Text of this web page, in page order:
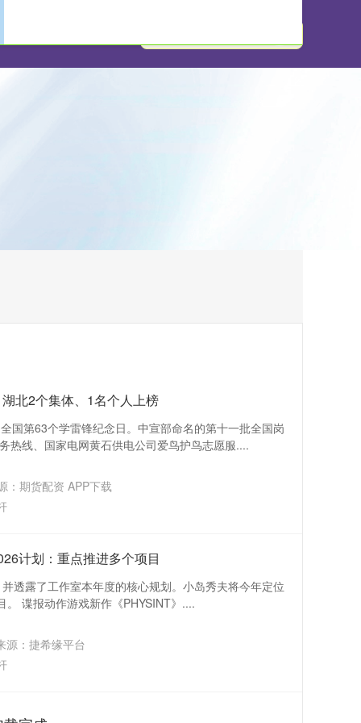
北2个集体、1名个人上榜
国第63个学雷锋纪念日。中宣部命名的第十一批全国岗
热线、国家电网黄石供电公司爱鸟护鸟志愿服....
：期货配资 APP下载
计划：重点推进多个项目
透露了工作室本年度的核心规划。小岛秀夫将今年定位
。 谍报动作游戏新作《PHYSINT》....
源：捷希缘平台